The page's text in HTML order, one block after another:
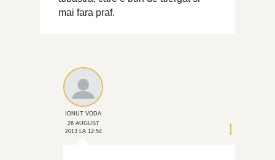
mai fara praf.
IONUT VODA
26 AUGUST
2013 LA 12:54